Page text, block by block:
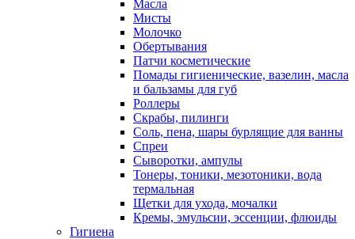
Масла
Мисты
Молочко
Обертывания
Патчи косметические
Помады гигиенические, вазелин, масла
и бальзамы для губ
Роллеры
Скрабы, пилинги
Соль, пена, шары бурлящие для ванны
Спреи
Сыворотки, ампулы
Тонеры, тоники, мезотоники, вода
термальная
Щетки для ухода, мочалки
Кремы, эмульсии, эссенции, флюиды
Гигиена